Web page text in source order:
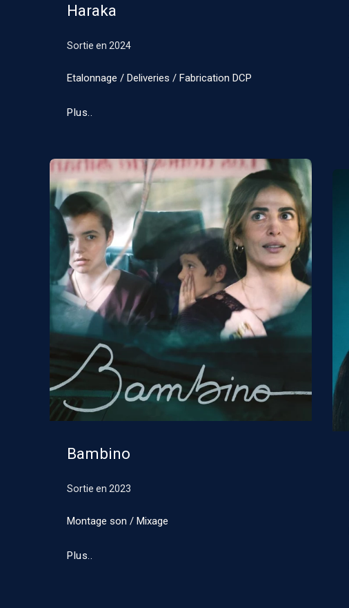
Haraka
Sortie en 2024
Etalonnage / Deliveries / Fabrication DCP
Plus..
Bambino
Sortie en 2023
Montage son / Mixage
Plus..